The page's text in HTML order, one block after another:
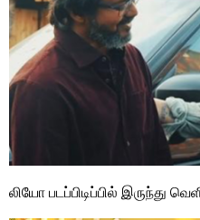
லியோ படப்பிடிப்பில் இருந்து